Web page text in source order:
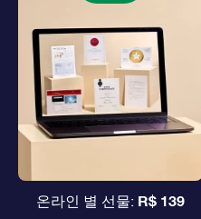
온라인 별 선물: R$ 139